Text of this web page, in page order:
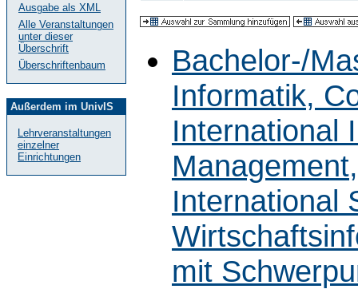
Ausgabe als XML
Alle Veranstaltungen
unter dieser
Überschrift
Überschriftenbaum
Außerdem im UnivIS
Lehrveranstaltungen
einzelner
Einrichtungen
Bachelor-/
Informatik,
International
International
mit